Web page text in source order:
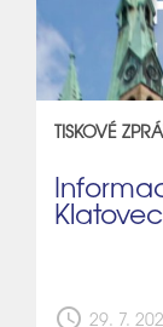
TISKOVÉ
schedule 29. 7.